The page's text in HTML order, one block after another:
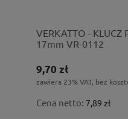
VERKATTO - KLUCZ
17mm VR-0112
9,70 zł
zawiera 23% VAT, bez
Cena netto: 7,89 zł